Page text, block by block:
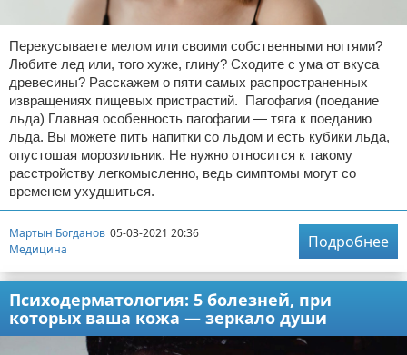
Перекусываете мелом или своими собственными ногтями?
Любите лед или, того хуже, глину? Сходите с ума от вкуса
древесины? Расскажем о пяти самых распространенных
извращениях пищевых пристрастий. Пагофагия (поедание
льда) Главная особенность пагофагии — тяга к поеданию
льда. Вы можете пить напитки со льдом и есть кубики льда,
опустошая морозильник. Не нужно относится к такому
расстройству легкомысленно, ведь симптомы могут со
временем ухудшиться.
Мартын Богданов 05-03-2021 20:36
Медицина
Подробнее
Психодерматология: 5 болезней, при
которых ваша кожа — зеркало души